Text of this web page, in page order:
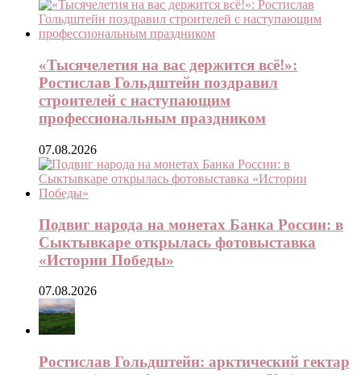
«Тысячелетия на вас держится всё!»:
Ростислав Гольдштейн поздравил
строителей с наступающим
профессиональным праздником
07.08.2026
Подвиг народа на монетах Банка России: в
Сыктывкаре открылась фотовыставка
«Истории Победы»
07.08.2026
Ростислав Гольдштейн: арктический гектар